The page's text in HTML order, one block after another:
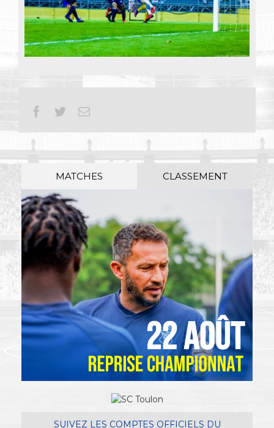
Facebook
TwitterEmail
MATCHES CLASSEMENT
SUIVEZ LES COMPTES OFFICIELS DU